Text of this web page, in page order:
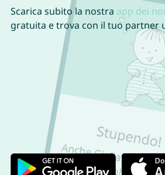
Scarica subito la nostra app dei
gratuita e trova con il tuo partner